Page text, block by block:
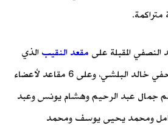
المقبلة على مقعد النقيب الذي
يشغله حاليًا الكاتب الصحفي خالد البلشي، وعلى 6 مقاعد لأعضاء
جمال عبد الرحيم وهشام يونس وعبد
ومحمد يحيى يوسف ومحمد